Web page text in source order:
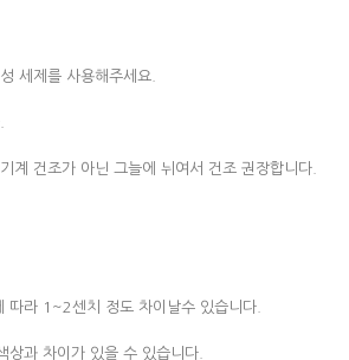
세제를 사용해주세요.
계 건조가 아닌 그늘에 뉘여서 건조 권장합니다.
따라 1~2센치 정도 차이날수 있습니다.
상과 차이가 있을 수 있습니다.